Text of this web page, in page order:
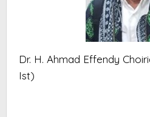
Dr. H. Ahmad Effendy
Ist)